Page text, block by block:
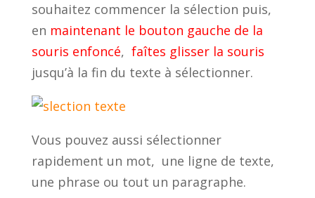
souhaitez commencer la sélection puis,
en maintenant le bouton gauche de la
souris enfoncé, faîtes glisser la souris
jusqu’à la fin du texte à sélectionner.
Vous pouvez aussi sélectionner
rapidement un mot, une ligne de texte,
une phrase ou tout un paragraphe.